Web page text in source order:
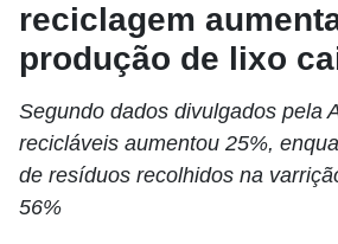
reciclagem
produção de lixo
Segundo dados divulgados pela
recicláveis aumentou 25%,
de resíduos recolhidos na
56%